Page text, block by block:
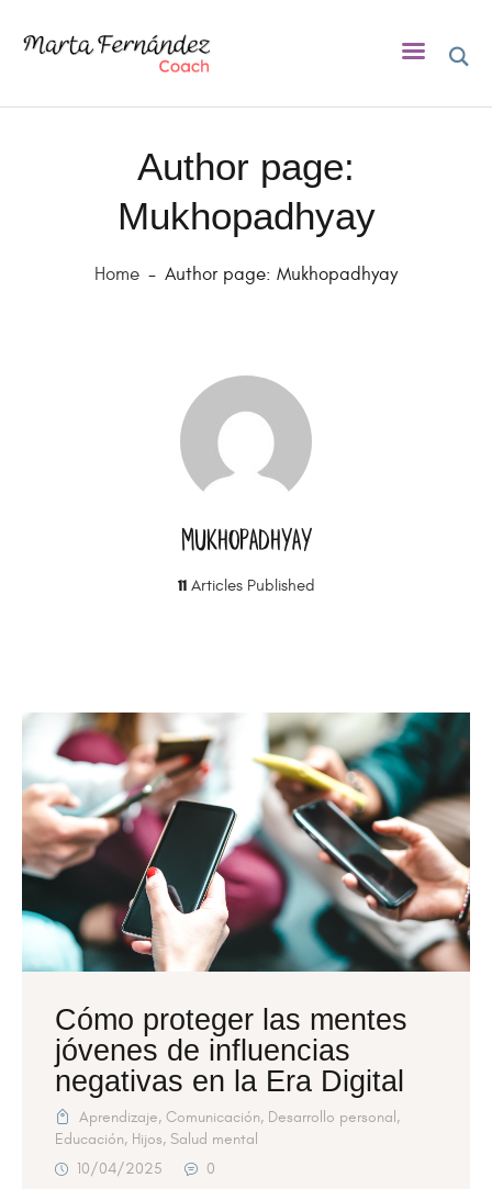
Author page:
Mukhopadhyay
Home Author page: Mukhopadhyay
INICIO
SOBRE MÍ
CONTACTO
Mukhopadhyay
11Articles Published
Cómo proteger las mentes
jóvenes de influencias
negativas en la Era Digital
Aprendizaje, Comunicación, Desarrollo personal ,
Educación, Hijos, Salud mental
10/04/2025
0